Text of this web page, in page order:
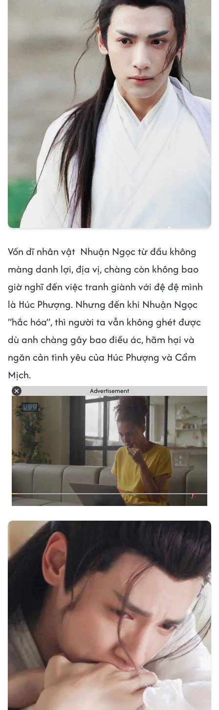
Vốn dĩ nhân vật Nhuận Ngọc từ đầu không
màng danh lợi, địa vị, chàng còn không bao
giờ nghĩ đến việc tranh giành với đệ đệ mình
là Húc Phượng. Nhưng đến khi Nhuận Ngọc
“hắc hóa”, thì người ta vẫn không ghét được
dù anh chàng gây bao điều ác, hãm hại và
ngăn cản tình yêu của Húc Phượng và Cẩm
Mịch.
Advertisement